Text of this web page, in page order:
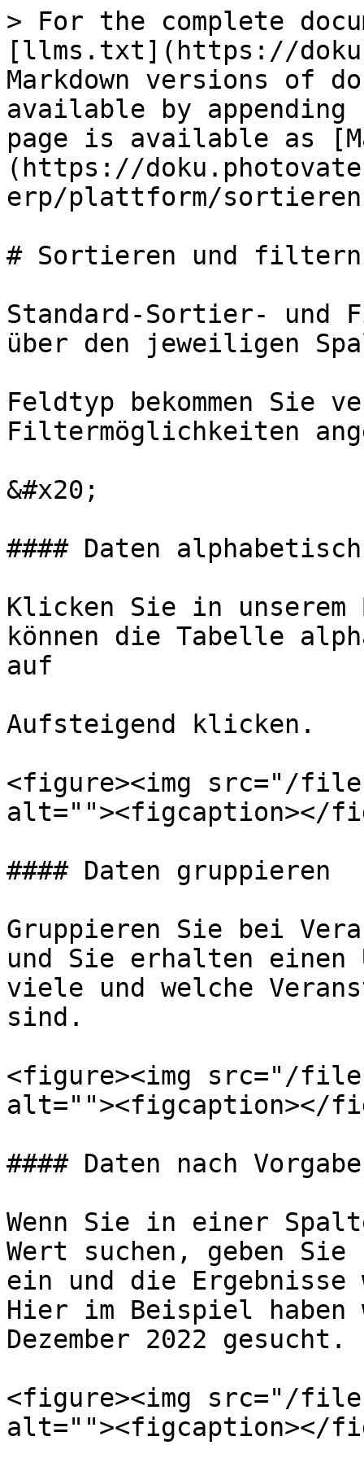
> For the complete
[llms.txt](https://
Markdown versions of
available by
page is available as
(https://
erp/plattform/
# Sortieren und filtern
Standard-Sortier- und
über den jeweiligen
Feldtyp bekommen Sie
Filtermöglichkeiten
&#x20;
#### Daten
Klicken Sie in
können die Tabelle
auf
Aufsteigend klicken.
<figure><img src="/files/
alt=""><figcaption></
#### Daten gruppieren
Gruppieren Sie bei
und Sie erhalten
viele und welche
sind.
<figure><img src="/files/
alt=""><figcaption></
#### Daten nach
Wenn Sie in einer
Wert suchen, geben
ein und die Ergebnisse
Hier im Beispiel haben
Dezember 2022 gesucht.
<figure><img src="/files/